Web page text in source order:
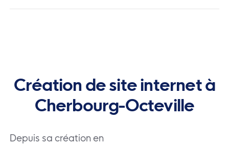
Création de site internet à
Cherbourg-Octeville
Depuis sa création en